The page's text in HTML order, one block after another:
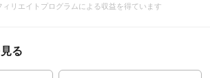
ィリエイトプログラムによる収益を得ています
る